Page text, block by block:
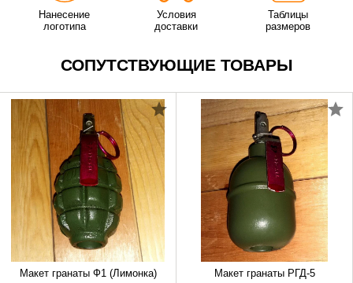
Нанесение
логотипа
Условия
доставки
Таблицы
размеров
СОПУТСТВУЮЩИЕ ТОВАРЫ
Макет гранаты Ф1 (Лимонка) Макет гранаты РГД-5